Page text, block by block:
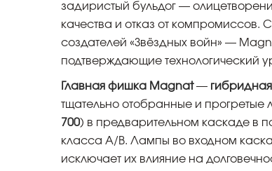
задиристый бульдог —
качества и отказ от компромиссов. С
создателей «Звёздных войн» —
подтверждающие технологический
Главная фишка Magnat—
тщательно отобранные и прогретые
700) в предварительном каскаде в
класса A/B. Лампы во входном
исключает их влияние на